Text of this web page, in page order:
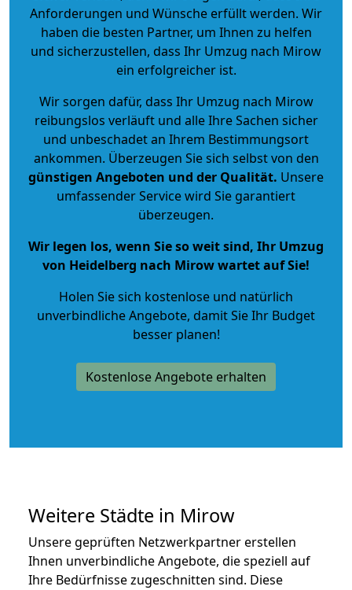
Anforderungen und Wünsche erfüllt werden. Wir
haben die besten Partner, um Ihnen zu helfen
und sicherzustellen, dass Ihr Umzug nach Mirow
ein erfolgreicher ist.
Wir sorgen dafür, dass Ihr Umzug nach Mirow
reibungslos verläuft und alle Ihre Sachen sicher
und unbeschadet an Ihrem Bestimmungsort
ankommen. Überzeugen Sie sich selbst von den
günstigen Angeboten und der Qualität. Unsere
umfassender Service wird Sie garantiert
überzeugen.
Wir legen los, wenn Sie so weit sind, Ihr Umzug
von Heidelberg nach Mirow wartet auf Sie!
Holen Sie sich kostenlose und natürlich
unverbindliche Angebote, damit Sie Ihr Budget
besser planen!
Kostenlose Angebote erhalten
Weitere Städte in Mirow
Unsere geprüften Netzwerkpartner erstellen
Ihnen unverbindliche Angebote, die speziell auf
Ihre Bedürfnisse zugeschnitten sind. Diese